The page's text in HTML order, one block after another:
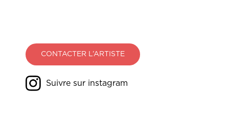
CONTACTER L’ARTISTE
Suivre sur instagram